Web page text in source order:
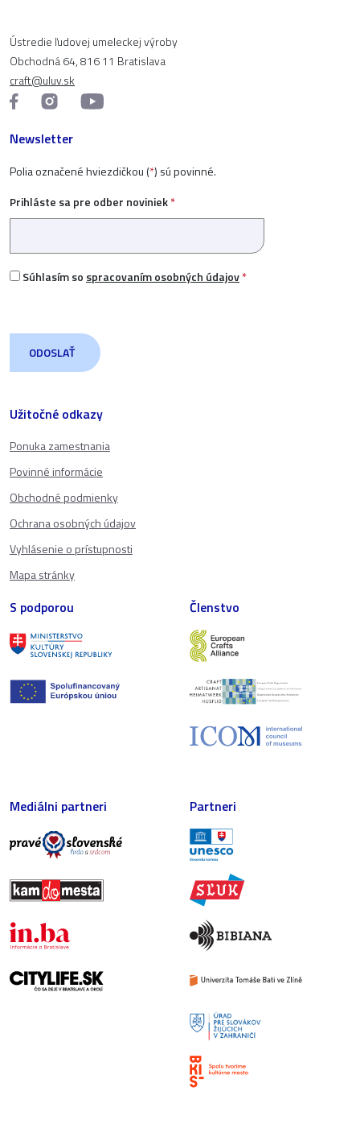
Užitočné odkazy
Ponuka zamestnania
Povinné informácie
Obchodné podmienky
Ochrana osobných údajov
Vyhlásenie o prístupnosti
Mapa stránky
Ústredie ľudovej umeleckej výroby
Obchodná 64, 816 11 Bratislava
craft@uluv.sk
Newsletter
Polia označené hviezdičkou (*) sú povinné.
Prihláste sa pre odber noviniek*
Súhlasím so spracovaním osobných údajov*
S podporou Členstvo
Mediálni partneri Partneri